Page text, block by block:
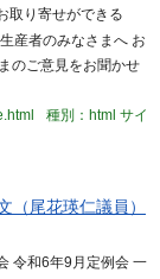
取り寄せができる
産者のみなさまへ お
のご意見をお聞かせ
種別：html サイ
（尾花瑛仁議員）
令和6年9月定例会 一